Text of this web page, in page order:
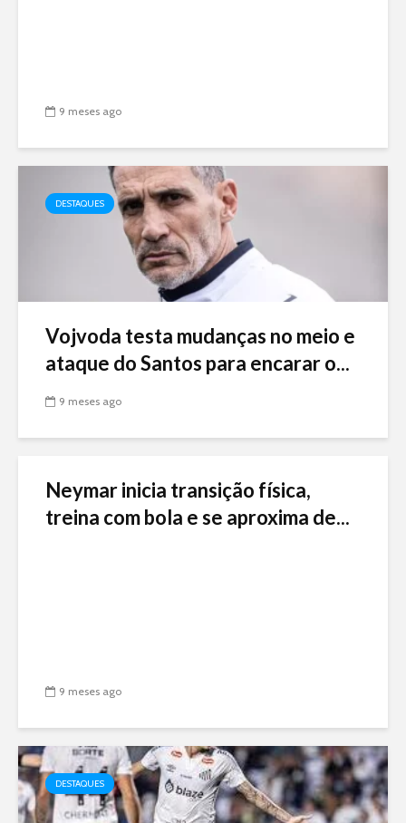
9 meses ago
DESTAQUES
Vojvoda testa mudanças no meio e
ataque do Santos para encarar o...
9 meses ago
Neymar inicia transição física,
treina com bola e se aproxima de...
9 meses ago
DESTAQUES